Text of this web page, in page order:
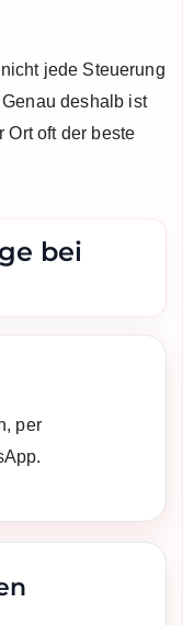
jede Steuerung
deshalb ist
Ort oft der beste
bei
per